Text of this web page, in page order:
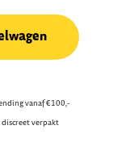
vanaf €100,-
discreet verpakt